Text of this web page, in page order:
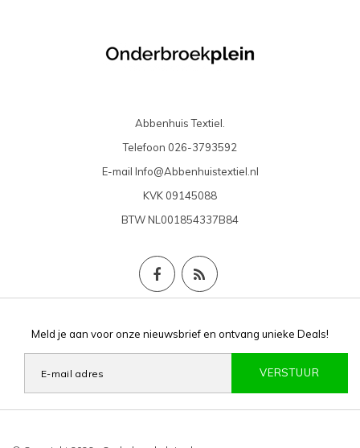
Abbenhuis Textiel.
Telefoon 026-3793592
E-mail Info@Abbenhuistextiel.nl
KVK 09145088
BTWNL001854337B84
Meld je aan voor onze nieuwsbrief en ontvang unieke Deals!
VERSTUUR